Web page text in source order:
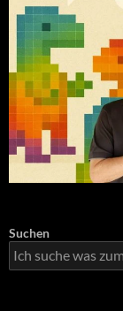
Suchen